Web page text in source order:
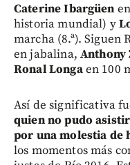
Caterine Ibargüen
historia mundial) y
marcha (8.ª). Siguen
en jabalina, Anthony
Ronal Longaen 100
Así de significativa
quien no pudo
por una molestia de
los momentos más